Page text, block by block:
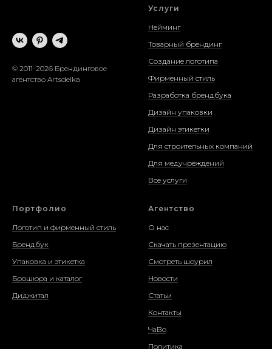
© 2011-2026 Брендинговое
агентство Artsdelka
Услуги
Нейминг
Товарный брендинг
Создание логотипа
Фирменный стиль
Разработка брендбука
Дизайн упаковки
Дизайн этикетки
Для строительных компаний
Для медучреждений
Все услуги
Портфолио
Логотип и фирменный стиль
Брендбук
Упаковка и этикетка
Брошюра и каталог
Диджитал
Агентство
О нас
Скачать презентацию
Смотреть шоурил
Новости
Статьи
Контакты
ЧаВо
Политика